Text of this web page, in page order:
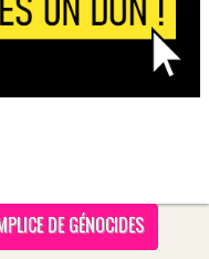
DE GÉNOCIDES